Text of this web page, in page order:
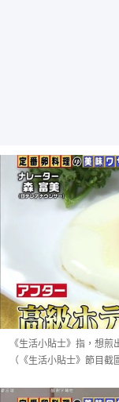
《生活小貼士》指，想
（《生活小貼士》節目截